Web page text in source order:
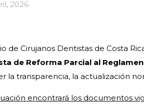
2026
de Cirujanos Dentistas de Costa
de Reforma Parcial al
la transparencia, la actualización
encontrará los documentos